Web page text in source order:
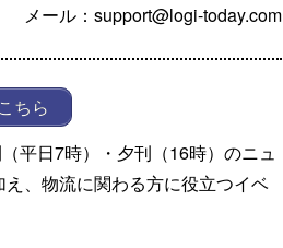
メール：support@logi-today.com
ちら
平日7時）・夕刊（16時）のニュ
、物流に関わる方に役立つイベ